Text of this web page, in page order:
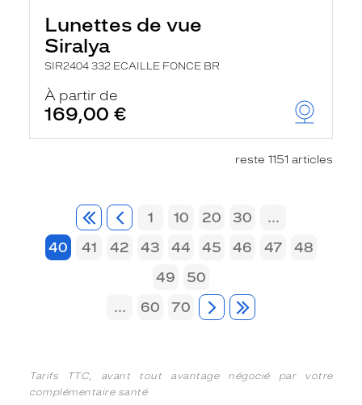
Lunettes de vue
Siralya
SIR2404 332 ECAILLE FONCE BR
À partir de
169,00 €
reste 1151 articles
1 10 20 30
...
40
41 42 43 44 45 46 47
48
49
50
...
60 70
Tarifs TTC, avant tout avantage négocié par votre
complémentaire santé